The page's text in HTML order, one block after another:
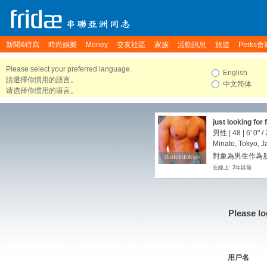
新聞&特寫 時尚娛樂 Money 交友社區 家族 活動訊息 旅遊 Perks會
Please select your preferred language.
請選擇你慣用的語言。
请选择你惯用的语言。
English
中文简体
dudeintokyo
dudeintokyo
just looking for
男性 | 48 | 6' 0" /
Minato, Tokyo,
對象為男生作為
在線上: 2年以前
Please
用戶名